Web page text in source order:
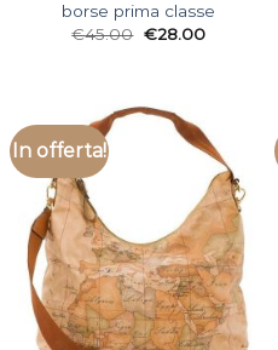
borse prima classe
€45.00 €28.00
In offerta!